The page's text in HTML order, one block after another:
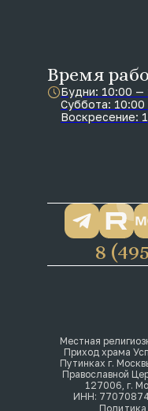
Местная
Приход храма
Путинках г.
Православной
127006, г.
ИНН:
8
Время
Будни: 10:00 —
Суббота:
Воскресение: